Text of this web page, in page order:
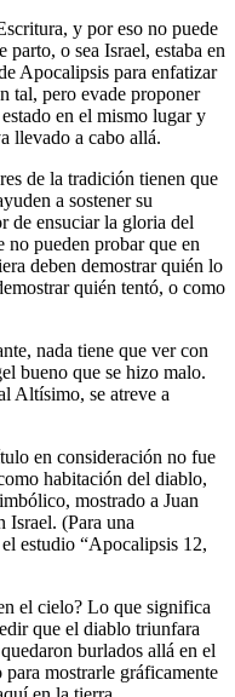
y por eso no puede
o sea Israel, estaba en
Apocalipsis para enfatizar
tal, pero evade proponer
en el mismo lugar y
llevado a cabo allá.
de la tradición tienen que
a sostener su
de ensuciar la gloria del
pueden probar que en
deben demostrar quién lo
quién tentó, o como
nada tiene que ver con
bueno que se hizo malo.
Altísimo, se atreve a
en consideración no fue
habitación del diablo,
mostrado a Juan
Israel. (Para una
estudio “Apocalipsis 12,
el cielo? Lo que significa
que el diablo triunfara
burlados allá en el
mostrarle gráficamente